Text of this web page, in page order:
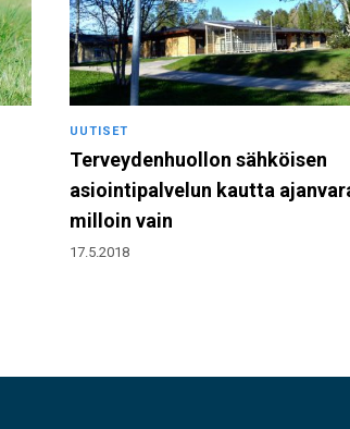
UUTISET
Terveydenhuollon sähköisen
asiointipalvelun kautta
milloin vain
17.5.2018